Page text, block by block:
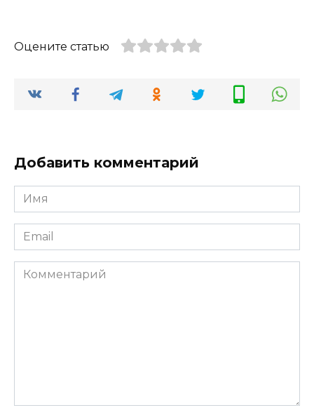
Оцените статью
Добавить комментарий
Имя
*
Email
*
Комментарий